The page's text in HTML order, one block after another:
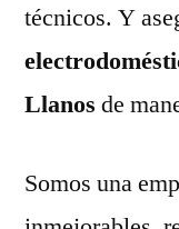
técnicos. Y
Llanos de
Somos una